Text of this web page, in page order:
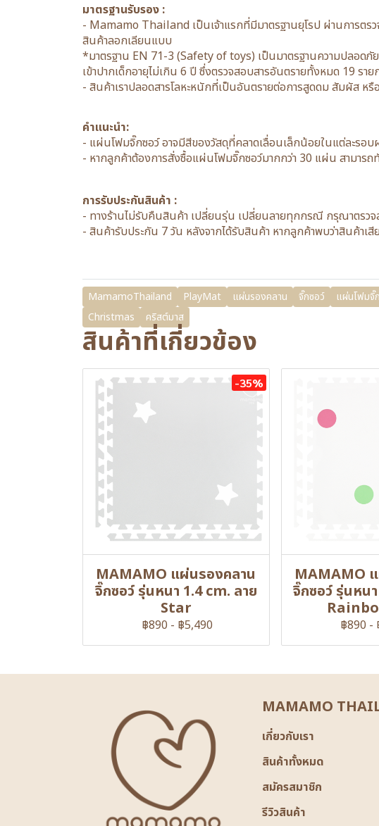
มาตรฐานรับรอง :
- Mamamo Thailand เป็นเจ้าแรกที่มีมาตรฐานยุโรป ผ่านการตร
สินค้าลอกเลียนแบบ
*มาตรฐาน EN 71-3 (Safety of toys) เป็นมาตรฐานความปลอด
เข้าปากเด็กอายุไม่เกิน 6 ปี ซึ่งตรวจสอบสารอันตรายทั้งหมด 19 ร
- สินค้าเราปลอดสารโลหะหนักที่เป็นอันตรายต่อการสูดดม สัมผัส
คำแนะนำ:
- แผ่นโฟมจิ๊กซอว์ อาจมีสีของวัสดุที่คลาดเลื่อนเล็กน้อยในแต่ละรอ
- หากลูกค้าต้องการสั่งซื้อแผ่นโฟมจิ๊กซอว์มากกว่า 30 แผ่น สามารถ
การรับประกันสินค้า :
- ทางร้านไม่รับคืนสินค้า เปลี่ยนรุ่น เปลี่ยนลายทุกกรณี กรุณาตรวจ
- สินค้ารับประกัน 7 วัน หลังจากได้รับสินค้า หากลูกค้าพบว่าสินค้า
MamamoThailand PlayMat แผ่นรองคลาน จิ๊กซอว์ แผ่นโฟมจิ๊
Christmas
คริสต์มาส
สินค้าที่เกี่ยวข้อง
-35%
MAMAMO แผ่นรองคลาน
จิ๊กซอว์ รุ่นหนา 1.4 cm. ลาย
Star
฿890 - ฿5,490
MAMAMO
จิ๊กซอว์ รุ่นหน
฿890 -
MAMAMO
เกี่ยวกับเรา
สินค้าทั้งหมด
สมัครสมาชิก
รีวิวสินค้า